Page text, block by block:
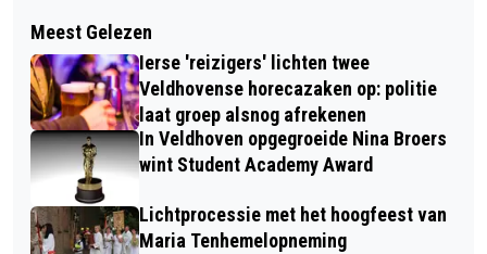
CITY SPORT VELDHOVEN HIELD
EERSTE BINGO PARTY IN ZWEMBAD
VORDERING INSTELLEN OM
VERJARING VAN DWANGSOM TE
STUITEN
Meest Gelezen
Ierse 'reizigers' lichten twee
Veldhovense horecazaken op: politie
laat groep alsnog afrekenen
In Veldhoven opgegroeide Nina Broers
wint Student Academy Award
Lichtprocessie met het hoogfeest van
Maria Tenhemelopneming